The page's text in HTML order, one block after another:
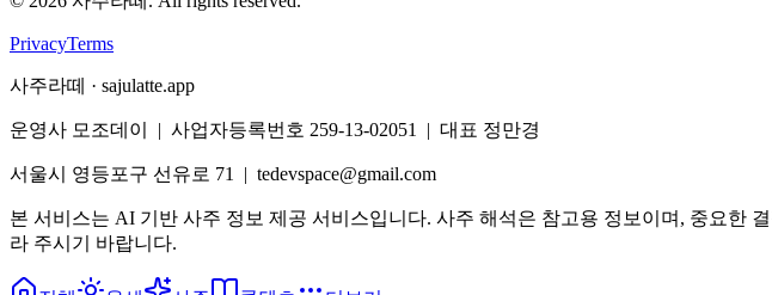
PrivacyTerms
사주라떼 · sajulatte.app
운영사 모조데이 | 사업자등록번호 259-13-02051 | 대표 정만경
서울시 영등포구 선유로 71 | tedevspace@gmail.com
본 서비스는 AI 기반 사주 정보 제공 서비스입니다. 사주 해석은 참고용 정보이며, 중요한
라 주시기 바랍니다.